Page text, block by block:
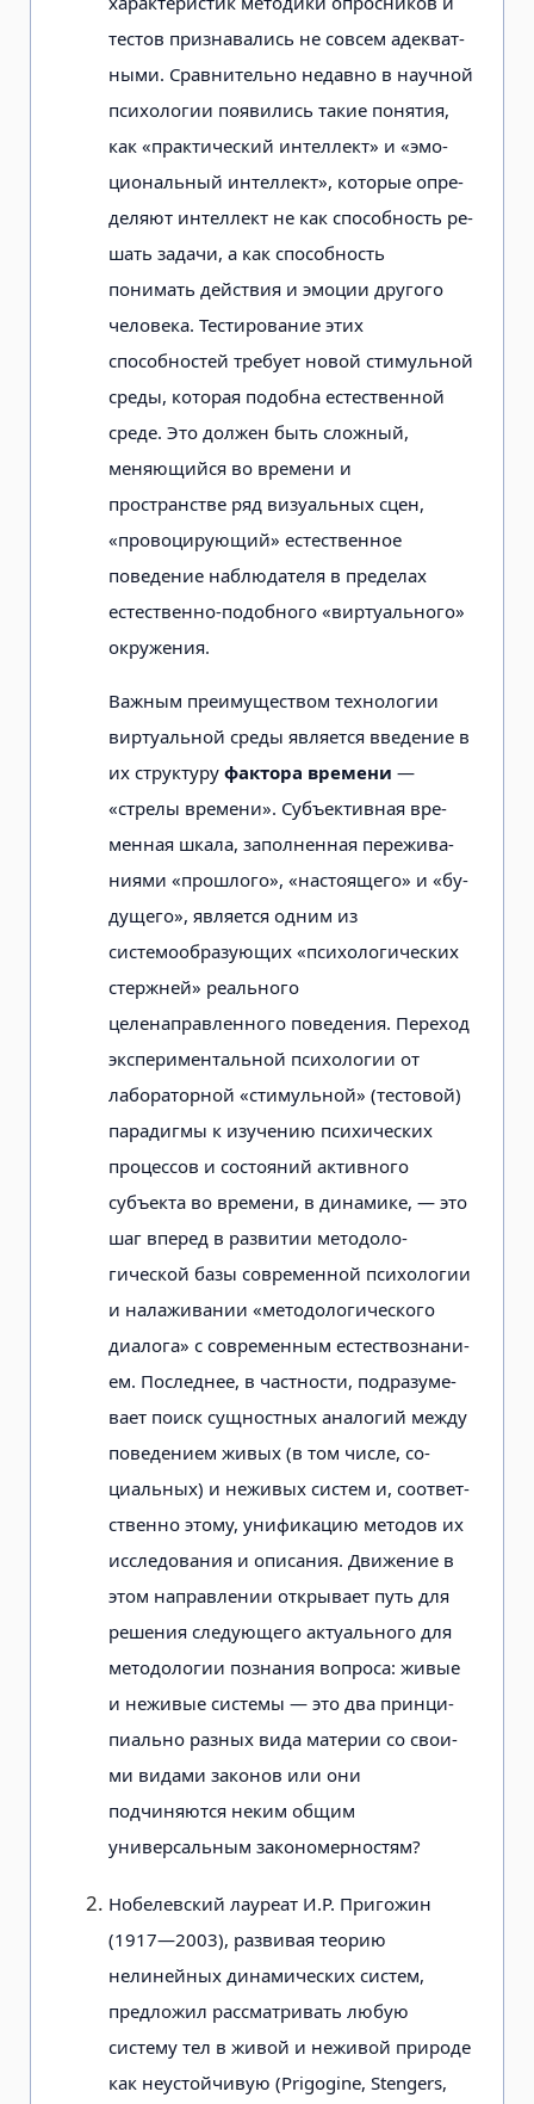
тестов признавались не совсем адекват­
ными. Сравнительно недавно в научной
психологии появились такие понятия,
как «практический интеллект» и «эмо­
циональный интеллект», которые опре­
деляют интеллект не как способность ре­
шать задачи, а как способность
понимать действия и эмоции другого
человека. Тес­тирование этих
способностей требует новой стимульной
среды, которая подобна естественной
среде. Это должен быть сложный,
меняющийся во времени и
пространстве ряд визуальных сцен,
«провоцирующий» естественное
поведение наблюдателя в пределах
естественно-подобного «виртуального»
окружения.
Важным преимуществом техноло­гии
виртуальной среды является введе­ние в
их структуру фактора времени —
«стрелы времени». Субъективная вре­
менная шкала, заполненная пережива­
ниями «прошлого», «настоящего» и «бу­
дущего», является одним из
системообразующих «психологических
стержней» реального
целенаправленного поведения. Переход
экспериментальной пси­хологии от
лабораторной «стимульной» (тестовой)
парадигмы к изучению пси­хических
процессов и состояний актив­ного
субъекта во времени, в динамике, — это
шаг вперед в развитии методоло­
гической базы современной психологии
и налаживании «методологического
диалога» с современным естествознани­
ем. Последнее, в частности, подразуме­
вает поиск сущностных аналогий меж­ду
поведением живых (в том числе, со­
циальных) и неживых систем и, соответ­
ственно этому, унификацию методов их
исследования и описания. Движение в
этом направлении открывает путь для
решения следующего актуального для
методологии познания вопроса: живые
и неживые системы — это два принци­
пиально разных вида материи со свои­
ми видами законов или они
подчиняются неким общим
универсальным зако­номерностям?
Нобелевский лауреат И.Р. Пригожин
(1917—2003), развивая теорию
нелиней­ных динамических систем,
предложил рассматривать любую
систему тел в жи­вой и неживой природе
как неустойчи­вую (Prigogine, Stengers,